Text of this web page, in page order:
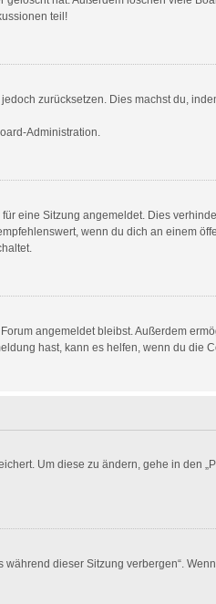
teil!
zurücksetzen. Dies machst du,
Administration.
eine Sitzung angemeldet. Dies
wenn du dich an einem
angemeldet bleibst. Außerdem
hast, kann es helfen, wenn du die
Um diese zu ändern, gehe in den
dieser Sitzung verbergen“.